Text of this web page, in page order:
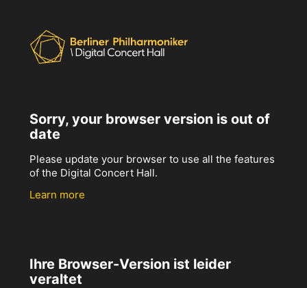
Sorry, your browser version is out of
date
Please update your browser to use all the features
of the Digital Concert Hall.
Learn more
Ihre Browser-Version ist leider
veraltet